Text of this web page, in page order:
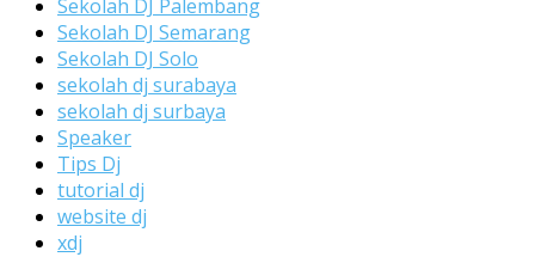
Sekolah DJ Palembang
Sekolah DJ Semarang
Sekolah DJ Solo
sekolah dj surabaya
sekolah dj surbaya
Speaker
Tips Dj
tutorial dj
website dj
xdj